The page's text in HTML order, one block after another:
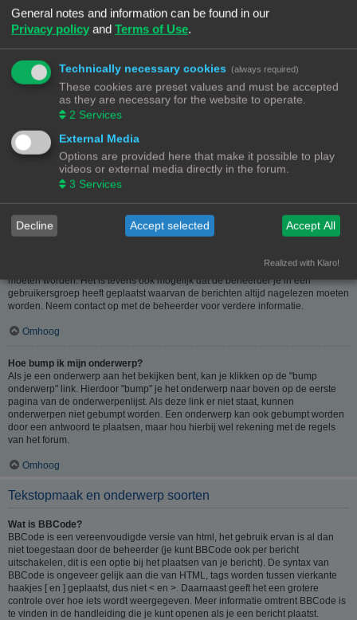
heeft hier dus in geen geval iets mee te maken.
Omhoog
Hoe kan ik berichten aan een moderator melden?
Als de beheerder het toelaat, kun je op de hiervoor dienende knop klikken bij
het bericht. Als je hierop geklikt hebt, moet je een paar verplichte stappen
volgen om de melding te versturen.
Waarvoor dient de "Opslaan"-knop bij het plaatsen van een bericht?
Hiermee kun je berichten opslaan om ze dan later af te werken en te plaatsen.
Een opgeslagen bericht kun je, via de bijhorende optie, in het
Omhoog
De beheerder kan beslist hebben dat geplaatste berichten eerst nagekeken
moeten worden. Het is tevens ook mogelijk dat de beheerder je in een
gebruikersgroep heeft geplaatst waarvan de berichten altijd nagelezen moeten
worden. Neem contact op met de beheerder voor verdere informatie.
Omhoog
Hoe bump ik mijn onderwerp?
Als je een onderwerp aan het bekijken bent, kan je klikken op de "bump
onderwerp" link. Hierdoor "bump" je het onderwerp naar boven op de eerste
pagina van de onderwerpenlijst. Als deze link er niet staat, kunnen
onderwerpen niet gebumpt worden. Een onderwerp kan ook gebumpt worden
door een antwoord te plaatsen, maar hou hierbij wel rekening met de regels
van het forum.
Omhoog
Tekstopmaak en onderwerp soorten
Wat is BBCode?
BBCode is een vereenvoudigde versie van html, het gebruik ervan is al dan
niet toegestaan door de beheerder (je kunt BBCode ook per bericht
uitschakelen, dit is een optie bij het plaatsen van je bericht). De syntax van
BBCode is ongeveer gelijk aan die van HTML, tags worden tussen vierkante
haakjes [ en ] geplaatst, dus niet < en >. Daarnaast geeft het een grotere
controle over hoe iets wordt weergegeven. Meer informatie omtrent BBCode is
te vinden in de handleiding die je kunt openen als je een bericht plaatst.
General notes and information can be found in our
Privacy policy and Terms of Use.
Technically necessary cookies (always required)
These cookies are preset values and must be accepted
as they are necessary for the website to operate.
2 Services
External Media
Options are provided here that make it possible to play
videos or external media directly in the forum.
3 Services
Decline Accept selected Accept All
Realized with Klaro!